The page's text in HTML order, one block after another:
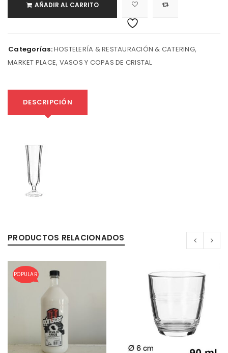
AÑADIR AL CARRITO
Categorías:HOSTELERÍA & RESTAURACIÓN & CATERING,
MARKET PLACE, VASOS Y COPAS DE CRISTAL
DESCRIPCIÓN
PRODUCTOS RELACIONADOS
POPULAR